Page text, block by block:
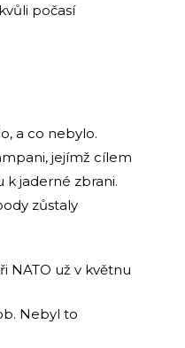
počasí
a co nebylo.
jejímž cílem
k jaderné zbrani.
zůstaly
NATO už v květnu
Nebyl to